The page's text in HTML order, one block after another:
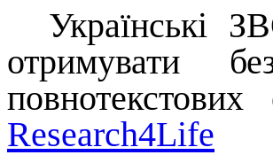
Українські
отримувати
Research4Life